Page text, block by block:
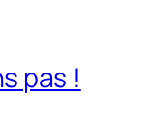
pas !